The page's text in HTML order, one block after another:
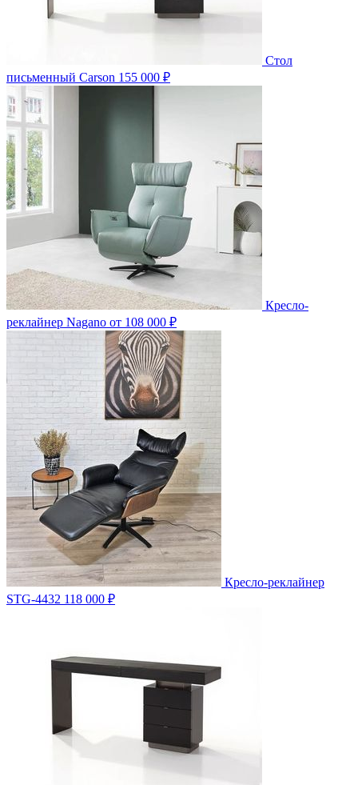
Стол
письменный Carson 155 000 ₽
Кресло-
реклайнер Nagano от 108 000 ₽
Кресло-реклайнер
STG-4432 118 000 ₽